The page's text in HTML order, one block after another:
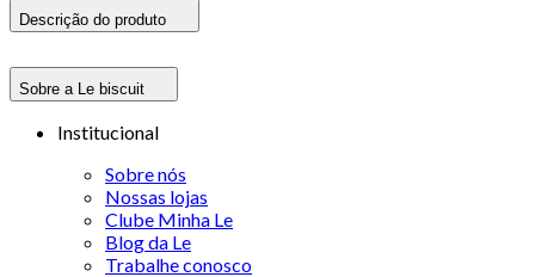
Descrição do produto
Sobre a Le biscuit
Institucional
Sobre nós
Nossas lojas
Clube Minha Le
Blog da Le
Trabalhe conosco